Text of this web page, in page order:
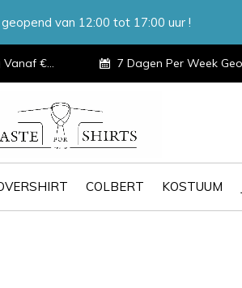
COLBERT KOSTUUM
€100,- 7 Dagen Per Week Geopend
van 12:00 tot 17:00 uur !